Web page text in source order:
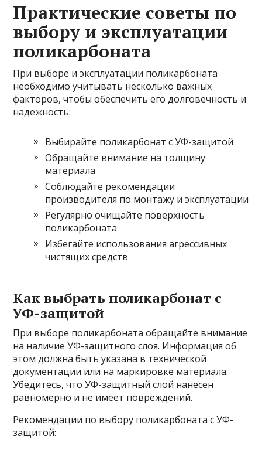
Практические советы по
выбору и эксплуатации
поликарбоната
При выборе и эксплуатации поликарбоната
необходимо учитывать несколько важных
факторов, чтобы обеспечить его долговечность и
надежность:
Выбирайте поликарбонат с УФ-защитой
Обращайте внимание на толщину
материала
Соблюдайте рекомендации
производителя по монтажу и эксплуатации
Регулярно очищайте поверхность
поликарбоната
Избегайте использования агрессивных
чистящих средств
Как выбрать поликарбонат с
УФ-защитой
При выборе поликарбоната обращайте внимание
на наличие УФ-защитного слоя. Информация об
этом должна быть указана в технической
документации или на маркировке материала.
Убедитесь, что УФ-защитный слой нанесен
равномерно и не имеет повреждений.
Рекомендации по выбору поликарбоната с УФ-
защитой: